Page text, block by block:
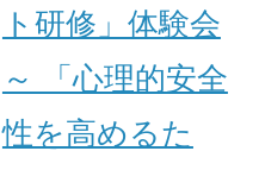
ト研修」体験会
～ 「心理的安全
性を高めるた